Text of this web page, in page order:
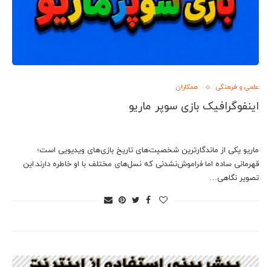
علمی و فرهنگی همکاران
اینفوگرافیک بازی سوپر ماریو
ماریو یکی از ماندگارترین شخصیت‌های تاریخ بازی‌های ویدیویی است؛
قهرمانی ساده اما فراموش‌نشدنی که نسل‌های مختلف با او خاطره دارند.این
تصویر نگاهی…